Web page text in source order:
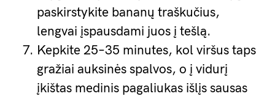
paskirstykite bananų traškučius,
lengvai įspausdami juos į tešlą.
Kepkite 25–35 minutes, kol viršus taps
gražiai auksinės spalvos, o į vidurį
įkištas medinis pagaliukas išlįs sausas